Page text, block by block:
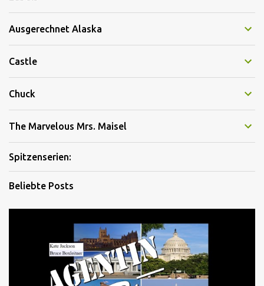
Ausgerechnet Alaska
Castle
Chuck
The Marvelous Mrs. Maisel
Spitzenserien:
Beliebte Posts